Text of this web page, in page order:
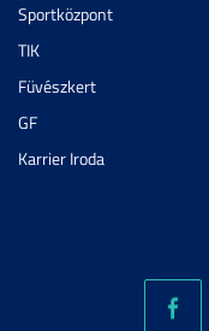
Sportközpont
TIK
Füvészkert
GF
Karrier Iroda